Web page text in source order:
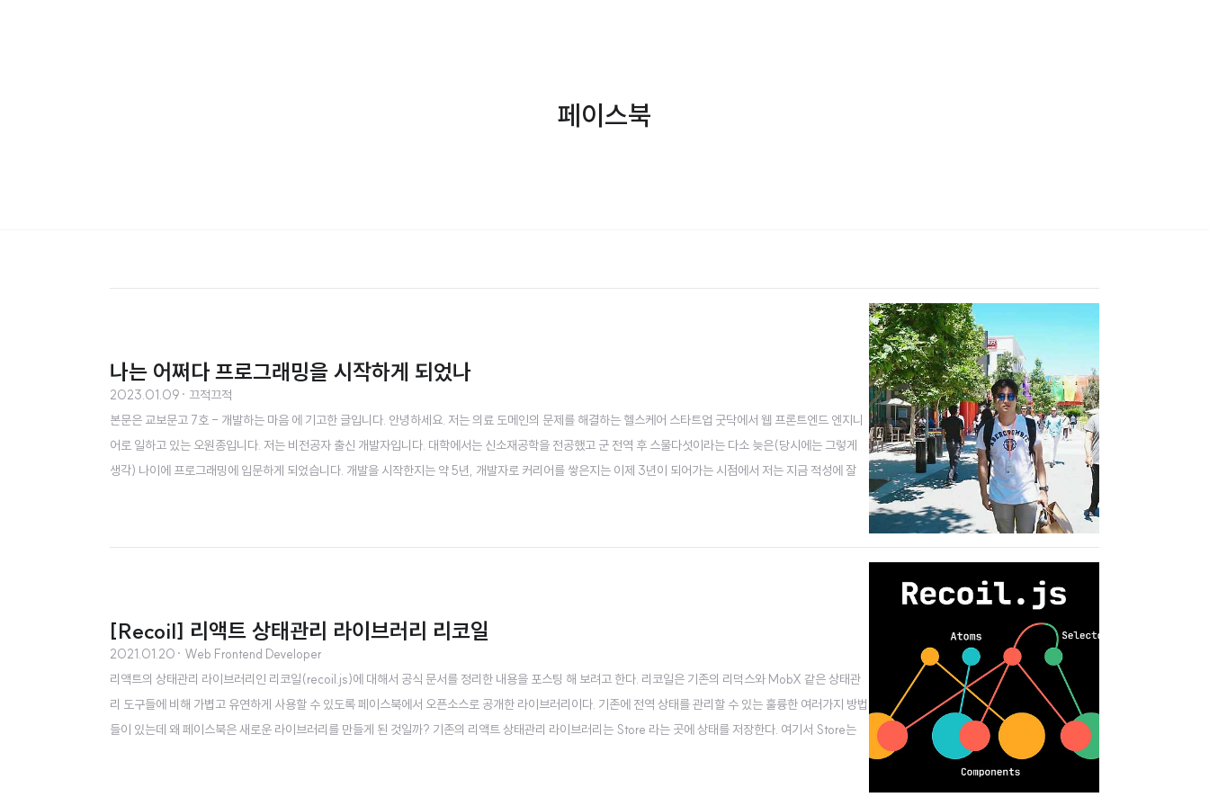
페이스북
나는 어쩌다 프로그래밍을 시작하게 되었나
2023.01.09 · 끄적끄적
본문은 교보문고 7호 - 개발하는 마음 에 기고한 글입니다. 안녕하세요. 저는 의료 도메인의 문제를 해결하는 헬스케어 스타트업 굿닥에서 웹 프론트엔드 엔지니
어로 일하고 있는 오원종입니다. 저는 비전공자 출신 개발자입니다. 대학에서는 신소재공학을 전공했고 군 전역 후 스물다섯이라는 다소 늦은(당시에는 그렇게
생각) 나이에 프로그래밍에 입문하게 되었습니다. 개발을 시작한지는 약 5년, 개발자로 커리어를 쌓은지는 이제 3년이 되어가는 시점에서 저는 지금 적성에 잘
[Recoil] 리액트 상태관리 라이브러리 리코일
2021.01.20 · Web Frontend Developer
리액트의 상태관리 라이브러리인 리코일(recoil.js)에 대해서 공식 문서를 정리한 내용을 포스팅 해 보려고 한다. 리코일은 기존의 리덕스와 MobX 같은 상태관
리 도구들에 비해 가볍고 유연하게 사용할 수 있도록 페이스북에서 오픈소스로 공개한 라이브러리이다. 기존에 전역 상태를 관리할 수 있는 훌륭한 여러가지 방법
들이 있는데 왜 페이스북은 새로운 라이브러리를 만들게 된 것일까? 기존의 리액트 상태관리 라이브러리는 Store 라는 곳에 상태를 저장한다. 여기서 Store는